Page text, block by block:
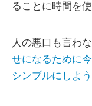
ることに時間を
人の悪口も言わ
せになるために
シンプルにしよう